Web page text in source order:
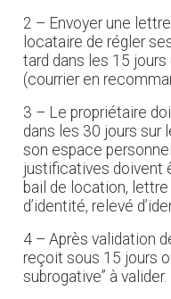
2 – Envoyer une
locataire de régler
tard dans les 15
(courrier en
3 – Le propriétaire
dans les 30 jours sur
son espace
justificatives doivent
bail de location,
d’identité, relevé
4 – Après validation
reçoit sous 15 jours
subrogative” à valider.